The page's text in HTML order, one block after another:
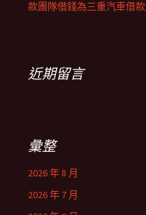
款團隊借錢為三重汽車借款
近期留言
彙整
2026 年 8 月
2026 年 7 月